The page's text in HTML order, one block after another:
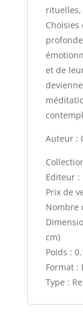
rituelles,
et de
Auteur :
Editeur :
Prix de
Nombre
cm)
Poids :
Format :
Type :